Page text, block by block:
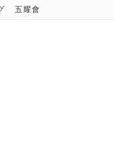
五耀會